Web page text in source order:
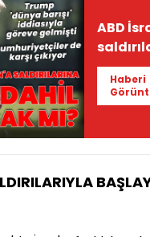
ABD
dahil
Haberi